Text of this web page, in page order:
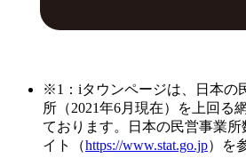
※1：iタウンページは、日本の
所（2021年6月現在）を上回る
ております。日本の民営事業
イト（https://www.stat.go.jp）を